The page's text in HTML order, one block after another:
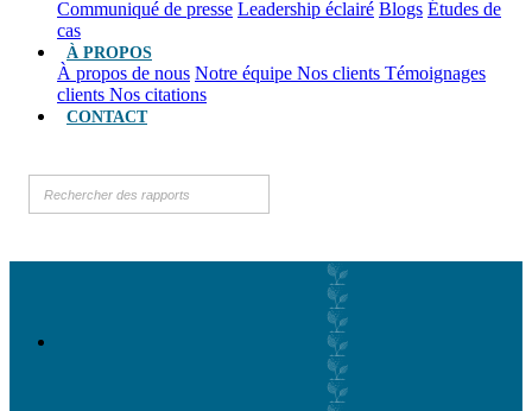
Communiqué de presse Leadership éclairé Blogs Études de
cas
À PROPOS
À propos de nous Notre équipe Nos clients Témoignages
clients Nos citations
CONTACT